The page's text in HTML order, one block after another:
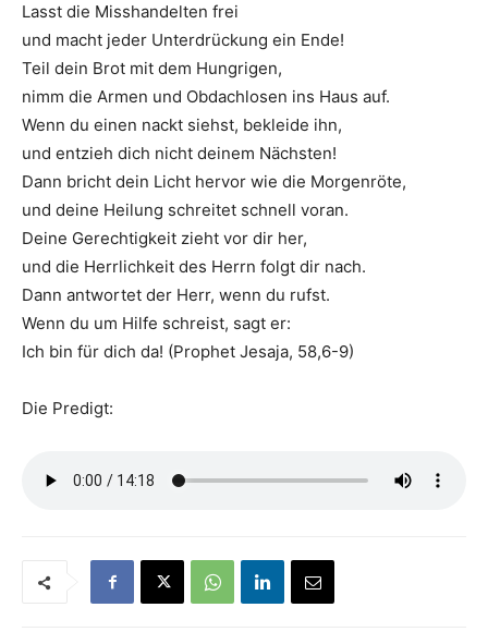
Lasst die Misshandelten frei
und macht jeder Unterdrückung ein Ende!
Teil dein Brot mit dem Hungrigen,
nimm die Armen und Obdachlosen ins Haus auf.
Wenn du einen nackt siehst, bekleide ihn,
und entzieh dich nicht deinem Nächsten!
Dann bricht dein Licht hervor wie die Morgenröte,
und deine Heilung schreitet schnell voran.
Deine Gerechtigkeit zieht vor dir her,
und die Herrlichkeit des Herrn folgt dir nach.
Dann antwortet der Herr, wenn du rufst.
Wenn du um Hilfe schreist, sagt er:
Ich bin für dich da! (Prophet Jesaja, 58,6-9)
Die Predigt: